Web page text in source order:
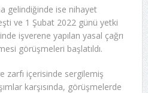
gelindiğinde ise nihayet
ve 1 Şubat 2022 günü yetki
işverene yapılan yasal çağrı
görüşmeleri başlatıldı.
zarfı içerisinde sergilemiş
karşısında, görüşmelerde